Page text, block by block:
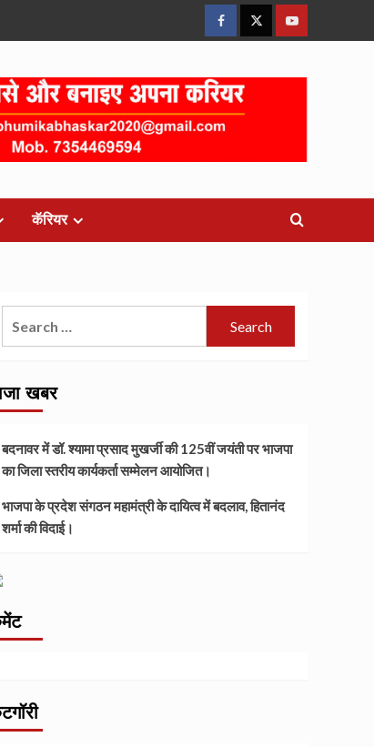
FacebookTwitterYoutube
कॅरियर
खबर
बदनावर में डॉ. श्यामा प्रसाद मुखर्जी की 125वीं जयंती पर भाजपा
का जिला स्तरीय कार्यकर्ता सम्मेलन आयोजित।
भाजपा के प्रदेश संगठन महामंत्री के दायित्व में बदलाव, हितानंद
शर्मा की विदाई।